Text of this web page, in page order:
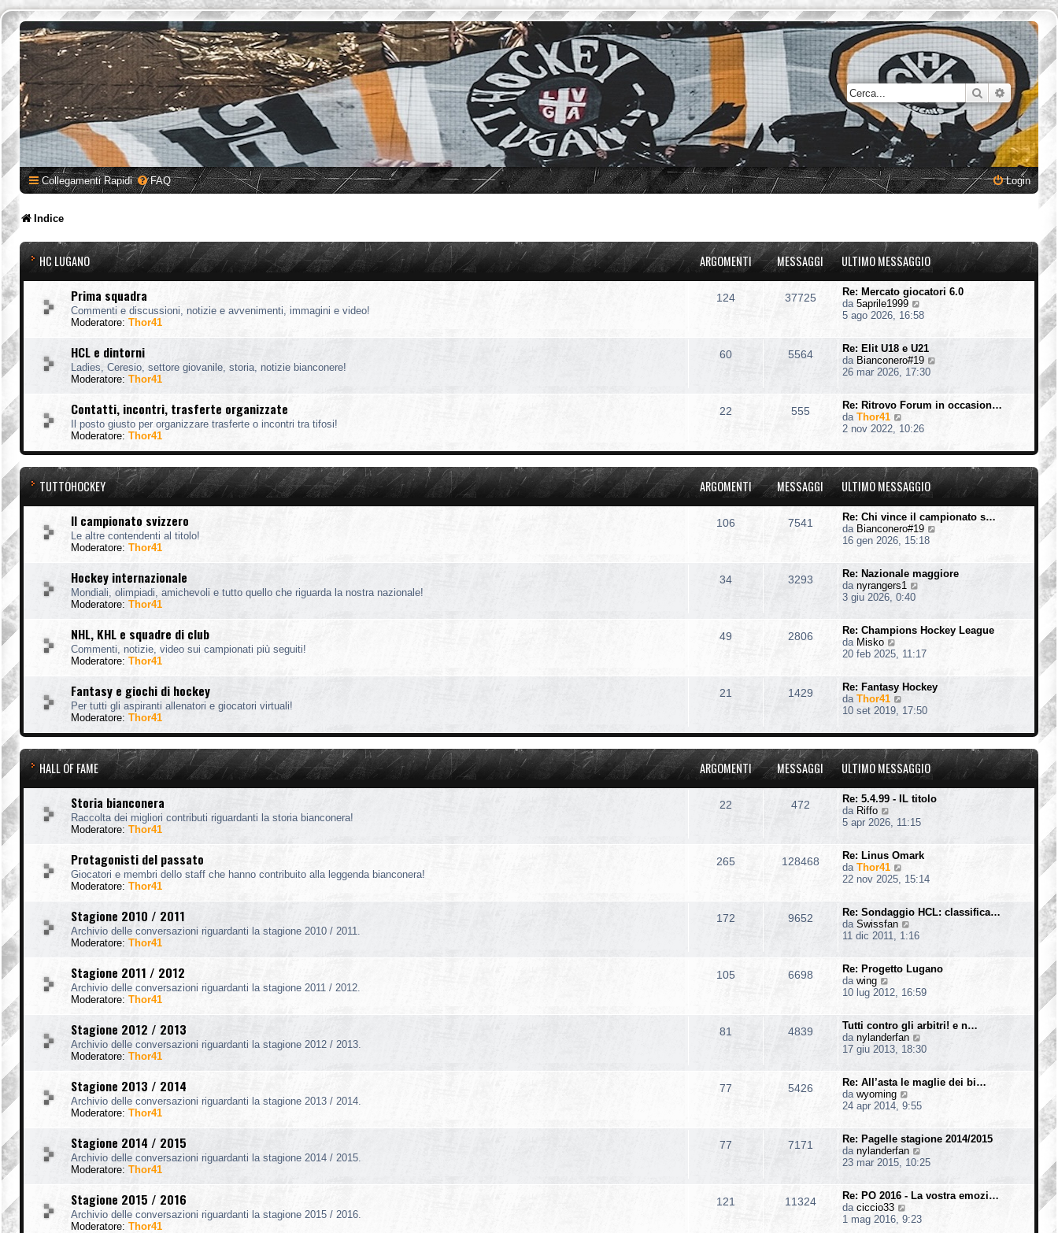
Cerca Ricerca
Collegamenti Rapidi FAQ Login
Indice
HC LUGANO ARGOMENTI MESSAGGI ULTIMO MESSAGGIO
Prima squadra
Commenti e discussioni, notizie e avvenimenti, immagini e video!
Moderatore: Thor41
124 37725
Re: Mercato giocatori 6.0
da 5aprile1999
e
i
u
l
t
o
e
s
a
g
g
i
o
5 ago 2026, 16:58
HCL e dintorni
Ladies, Ceresio, settore giovanile, storia, notizie bianconere!
Moderatore: Thor41
60 5564
Re: Elit U18 e U21
da Bianconero#19
i
u
m
o
m
s
a
o
26 mar 2026, 17:30
Contatti, incontri, trasferte organizzate
Il posto giusto per organizzare trasferte o incontri tra tifosi!
Moderatore: Thor41
22 555
Re: Ritrovo Forum in occasion…
da Thor41
e
i
l
t
m
o
m
e
s
a
g
i
o
2 nov 2022, 10:26
TUTTOHOCKEY ARGOMENTI MESSAGGI ULTIMO MESSAGGIO
Il campionato svizzero
Le altre contendenti al titolo!
Moderatore: Thor41
106 7541
Re: Chi vince il campionato s…
da Bianconero#19
i
u
m
o
a
o
16 gen 2026, 15:18
Hockey internazionale
Mondiali, olimpiadi, amichevoli e tutto quello che riguarda la nostra nazionale!
Moderatore: Thor41
34 3293
Re: Nazionale maggiore
da nyrangers1
i
u
t
m
o
e
s
a
g
g
i
o
3 giu 2026, 0:40
NHL, KHL e squadre di club
Commenti, notizie, video sui campionati più seguiti!
Moderatore: Thor41
49 2806
Re: Champions Hockey League
da Misko
u
l
t
m
o
m
e
s
g
o
20 feb 2025, 11:17
Fantasy e giochi di hockey
Per tutti gli aspiranti allenatori e giocatori virtuali!
Moderatore: Thor41
21 1429
Re: Fantasy Hockey
da Thor41
e
i
l
t
m
o
m
e
s
g
o
10 set 2019, 17:50
HALL OF FAME ARGOMENTI MESSAGGI ULTIMO MESSAGGIO
Storia bianconera
Raccolta dei migliori contributi riguardanti la storia bianconera!
Moderatore: Thor41
22 472
Re: 5.4.99 - IL titolo
da Riffo
e
i
u
l
t
m
o
m
e
s
a
g
g
o
5 apr 2026, 11:15
Protagonisti del passato
Giocatori e membri dello staff che hanno contribuito alla leggenda bianconera!
Moderatore: Thor41
265 128468
Re: Linus Omark
da Thor41
e
i
u
l
t
m
o
e
s
a
g
g
o
22 nov 2025, 15:14
Stagione 2010 / 2011
Archivio delle conversazioni riguardanti la stagione 2010 / 2011.
Moderatore: Thor41
172 9652
Re: Sondaggio HCL: classifica…
da Swissfan
e
i
u
t
m
o
m
e
a
g
g
o
11 dic 2011, 1:16
Stagione 2011 / 2012
Archivio delle conversazioni riguardanti la stagione 2011 / 2012.
Moderatore: Thor41
105 6698
Re: Progetto Lugano
da wing
e
i
u
l
t
m
o
m
e
s
a
g
g
o
10 lug 2012, 16:59
Stagione 2012 / 2013
Archivio delle conversazioni riguardanti la stagione 2012 / 2013.
Moderatore: Thor41
81 4839
Tutti contro gli arbitri! e n…
da nylanderfan
e
u
t
m
o
e
a
g
g
17 giu 2013, 18:30
Stagione 2013 / 2014
Archivio delle conversazioni riguardanti la stagione 2013 / 2014.
Moderatore: Thor41
77 5426
Re: All’asta le maglie dei bi…
da wyoming
e
i
u
l
t
m
o
e
24 apr 2014, 9:55
Stagione 2014 / 2015
Archivio delle conversazioni riguardanti la stagione 2014 / 2015.
Moderatore: Thor41
77 7171
Re: Pagelle stagione 2014/2015
da nylanderfan
e
u
t
23 mar 2015, 10:25
Stagione 2015 / 2016
Archivio delle conversazioni riguardanti la stagione 2015 / 2016.
Moderatore: Thor41
121 11324
Re: PO 2016 - La vostra emozi…
da ciccio33
e
1 mag 2016, 9:23